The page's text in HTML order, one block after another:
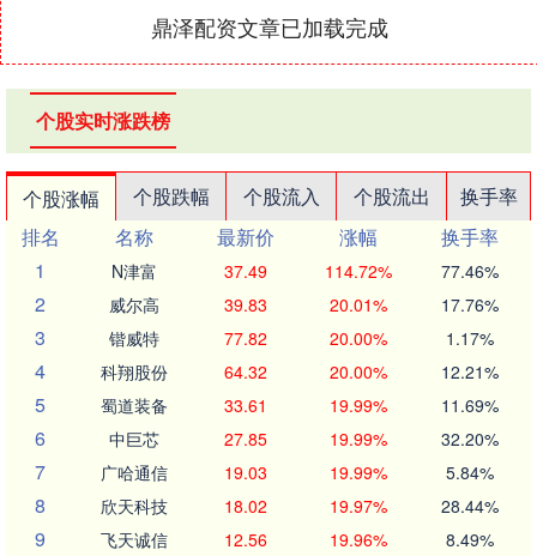
鼎泽配资文章已加载完成
个股实时涨跌榜
个股涨幅 个股跌幅 个股流入 个股流出
换手率
排名
名称 最新价 涨幅
换手率
1
N津富 37.49 114.72% 77.46%
2 威尔高 39.83 20.01% 17.76%
3 锴威特 77.82 20.00% 1.17%
4 科翔股份 64.32 20.00% 12.21%
5 蜀道装备 33.61 19.99% 11.69%
6 中巨芯 27.85 19.99% 32.20%
7 广哈通信 19.03 19.99% 5.84%
8 欣天科技 18.02 19.97% 28.44%
9 飞天诚信 12.56 19.96% 8.49%